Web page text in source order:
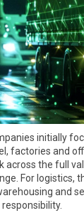
initially
factories and
the full
For logistics,
and